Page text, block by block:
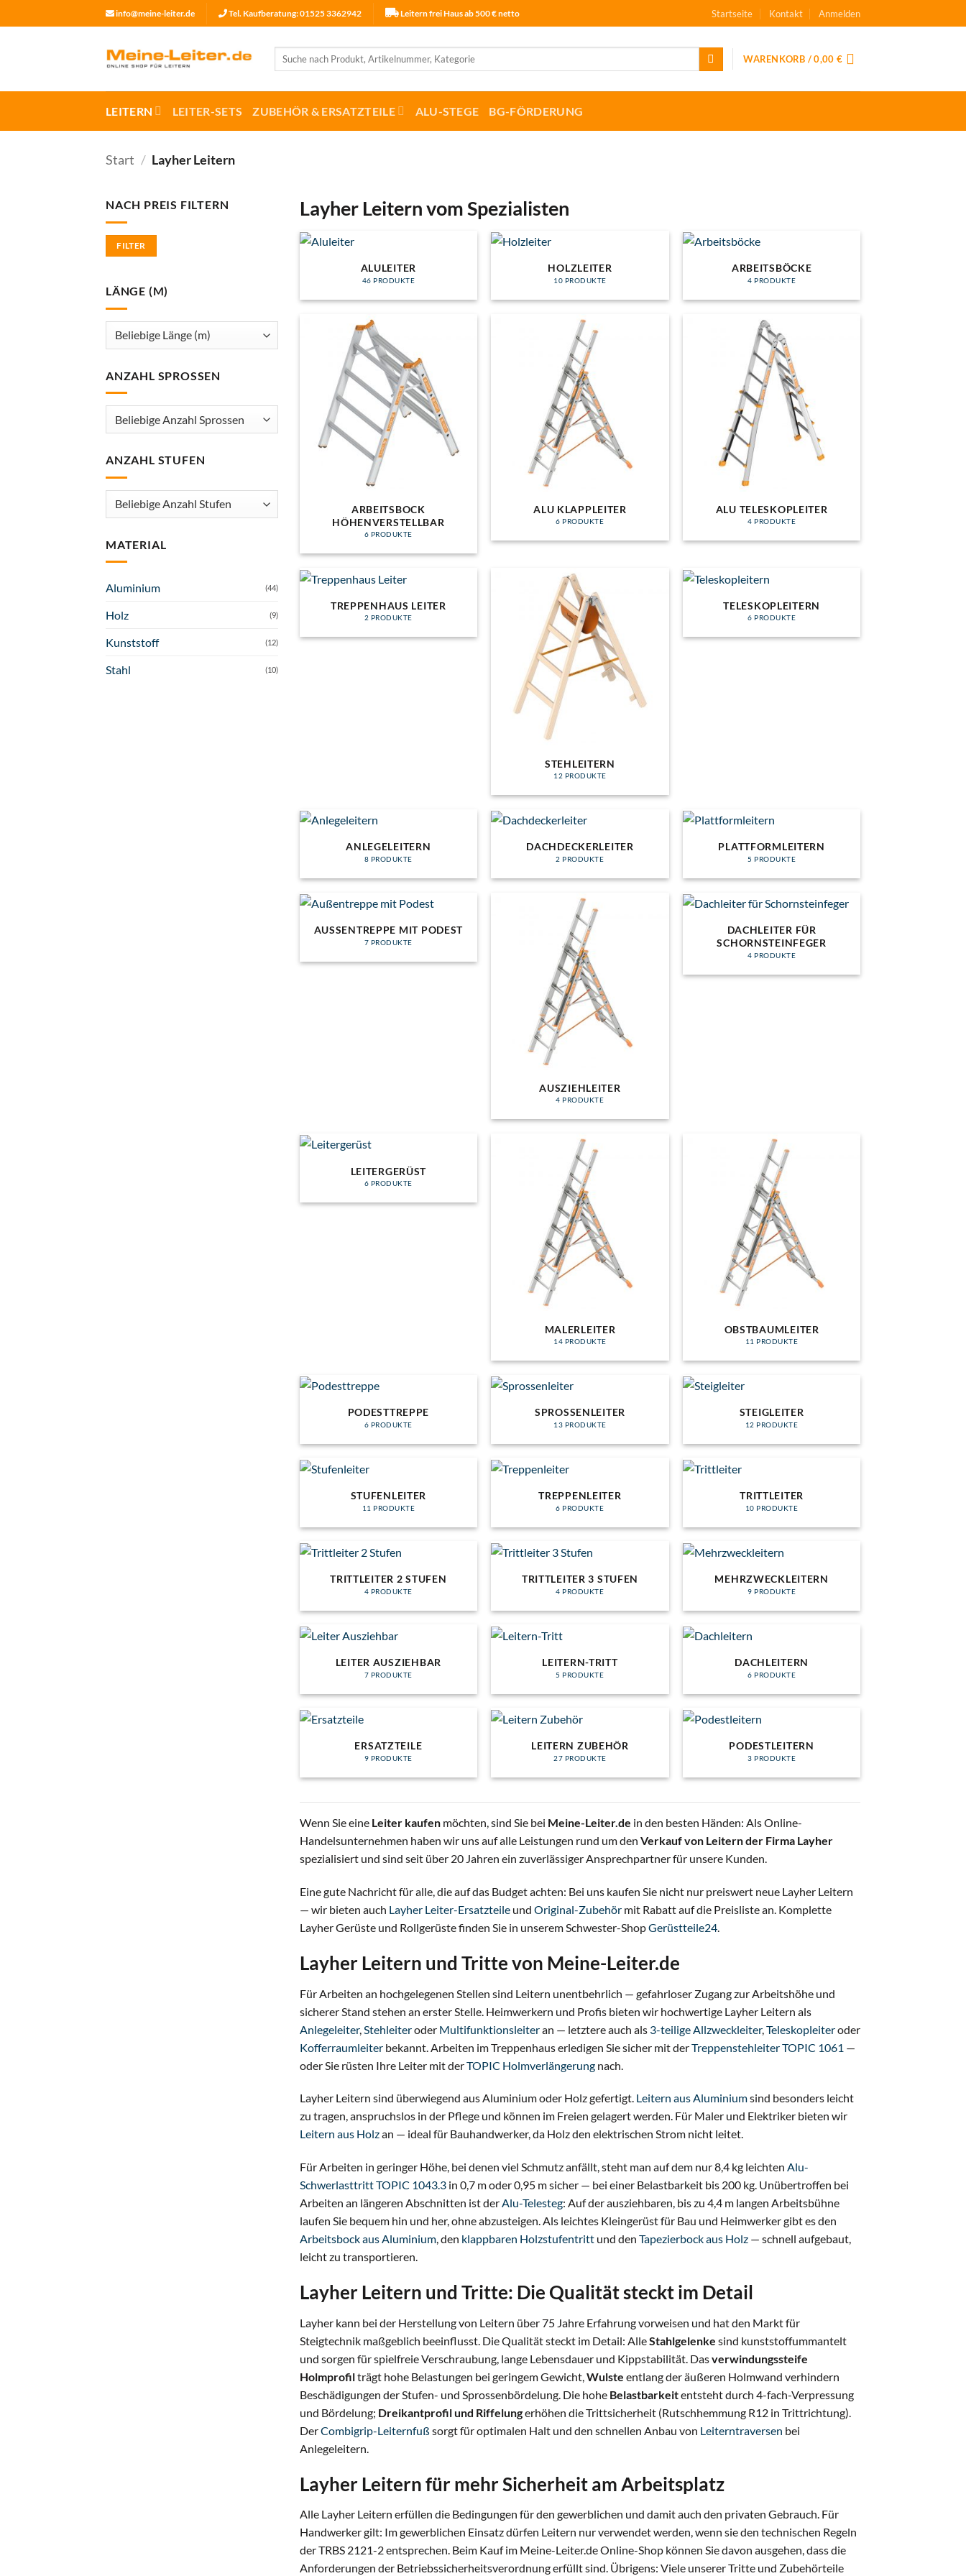
Inhalt
info@meine-leiter.de Tel. Kaufberatung: 01525 3362942 Leitern frei Haus ab 500 € netto Startseite Kontakt Anmelden
Suchen
WARENKORB /0,00 €
LEITERN LEITER-SETS ZUBEHÖR & ERSATZTEILE ALU-STEGE BG-FÖRDERUNG
Start / Layher Leitern
NACH PREIS FILTERN
Min.
Preis
Max.
Preis
FILTER
LÄNGE (M)
ANZAHL SPROSSEN
ANZAHL STUFEN
MATERIAL
Aluminium (44)
Holz (9)
Kunststoff (12)
Stahl (10)
Layher Leitern vom Spezialisten
ALULEITER
46 PRODUKTE
HOLZLEITER
10 PRODUKTE
ARBEITSBÖCKE
4 PRODUKTE
ARBEITSBOCK
HÖHENVERSTELLBAR
6 PRODUKTE
ALU KLAPPLEITER
6 PRODUKTE
ALU TELESKOPLEITER
4 PRODUKTE
TREPPENHAUS LEITER
2 PRODUKTE
STEHLEITERN
12 PRODUKTE
TELESKOPLEITERN
6 PRODUKTE
ANLEGELEITERN
8 PRODUKTE
DACHDECKERLEITER
2 PRODUKTE
PLATTFORMLEITERN
5 PRODUKTE
AUSSENTREPPE MIT PODEST
7 PRODUKTE
AUSZIEHLEITER
4 PRODUKTE
DACHLEITER FÜR
SCHORNSTEINFEGER
4 PRODUKTE
LEITERGERÜST
6 PRODUKTE
MALERLEITER
14 PRODUKTE
OBSTBAUMLEITER
11 PRODUKTE
PODESTTREPPE
6 PRODUKTE
SPROSSENLEITER
13 PRODUKTE
STEIGLEITER
12 PRODUKTE
STUFENLEITER
11 PRODUKTE
TREPPENLEITER
6 PRODUKTE
TRITTLEITER
10 PRODUKTE
TRITTLEITER 2 STUFEN
4 PRODUKTE
TRITTLEITER 3 STUFEN
4 PRODUKTE
MEHRZWECKLEITERN
9 PRODUKTE
LEITER AUSZIEHBAR
7 PRODUKTE
LEITERN-TRITT
5 PRODUKTE
DACHLEITERN
6 PRODUKTE
ERSATZTEILE
9 PRODUKTE
LEITERN ZUBEHÖR
27 PRODUKTE
PODESTLEITERN
3 PRODUKTE
Wenn Sie eine Leiter kaufen möchten, sind Sie bei Meine-Leiter.de in den besten Händen: Als Online-
Handelsunternehmen haben wir uns auf alle Leistungen rund um den Verkauf von Leitern der Firma Layher
spezialisiert und sind seit über 20 Jahren ein zuverlässiger Ansprechpartner für unsere Kunden.
Eine gute Nachricht für alle, die auf das Budget achten: Bei uns kaufen Sie nicht nur preiswert neue Layher Leitern
— wir bieten auch Layher Leiter-Ersatzteile und Original-Zubehör mit Rabatt auf die Preisliste an. Komplette
Layher Gerüste und Rollgerüste finden Sie in unserem Schwester-ShopGerüstteile24.
Layher Leitern und Tritte von Meine-Leiter.de
Für Arbeiten an hochgelegenen Stellen sind Leitern unentbehrlich — gefahrloser Zugang zur Arbeitshöhe und
sicherer Stand stehen an erster Stelle. Heimwerkern und Profis bieten wir hochwertige Layher Leitern als
Anlegeleiter, Stehleiteroder Multifunktionsleiteran — letztere auch als 3-teilige Allzweckleiter, Teleskopleiteroder
Kofferraumleiter bekannt. Arbeiten im Treppenhaus erledigen Sie sicher mit derTreppenstehleiter TOPIC 1061 —
oder Sie rüsten Ihre Leiter mit derTOPIC Holmverlängerung nach.
Layher Leitern sind überwiegend aus Aluminium oder Holz gefertigt. Leitern aus Aluminiumsind besonders leicht
zu tragen, anspruchslos in der Pflege und können im Freien gelagert werden. Für Maler und Elektriker bieten wir
Leitern aus Holzan — ideal für Bauhandwerker, da Holz den elektrischen Strom nicht leitet.
Für Arbeiten in geringer Höhe, bei denen viel Schmutz anfällt, steht man auf dem nur 8,4 kg leichten Alu-
Schwerlasttritt TOPIC 1043.3 in 0,7 m oder 0,95 m sicher — bei einer Belastbarkeit bis 200 kg. Unübertroffen bei
Arbeiten an längeren Abschnitten ist derAlu-Telesteg: Auf der ausziehbaren, bis zu 4,4 m langen Arbeitsbühne
laufen Sie bequem hin und her, ohne abzusteigen. Als leichtes Kleingerüst für Bau und Heimwerker gibt es den
Arbeitsbock aus Aluminium, den klappbaren Holzstufentritt und den Tapezierbock aus Holz — schnell aufgebaut,
leicht zu transportieren.
Layher Leitern und Tritte: Die Qualität steckt im Detail
Layher kann bei der Herstellung von Leitern über 75 Jahre Erfahrung vorweisen und hat den Markt für
Steigtechnik maßgeblich beeinflusst. Die Qualität steckt im Detail: AlleStahlgelenke sind kunststoffummantelt
und sorgen für spielfreie Verschraubung, lange Lebensdauer und Kippstabilität. Dasverwindungssteife
Holmprofilträgt hohe Belastungen bei geringem Gewicht, Wulste entlang der äußeren Holmwand verhindern
Beschädigungen der Stufen- und Sprossenbördelung. Die hohe Belastbarkeitentsteht durch 4-fach-Verpressung
und Bördelung; Dreikantprofil und Riffelungerhöhen die Trittsicherheit (Rutschhemmung R12 in Trittrichtung).
DerCombigrip-Leiternfuß sorgt für optimalen Halt und den schnellen Anbau von Leiterntraversen bei
Anlegeleitern.
Layher Leitern für mehr Sicherheit am Arbeitsplatz
Alle Layher Leitern erfüllen die Bedingungen für den gewerblichen und damit auch den privaten Gebrauch. Für
Handwerker gilt: Im gewerblichen Einsatz dürfen Leitern nur verwendet werden, wenn sie den technischen Regeln
der TRBS 2121-2 entsprechen. Beim Kauf im Meine-Leiter.de Online-Shop können Sie davon ausgehen, dass die
Anforderungen der Betriebssicherheitsverordnung erfüllt sind. Übrigens: Viele unserer Tritte und Zubehörteile